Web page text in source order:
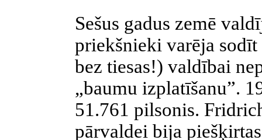
Sešus gadus zemē
priekšnieki varēja
bez tiesas!) valdībai
„baumu izplatīšanu”.
51.761 pilsonis.
pārvaldei bija